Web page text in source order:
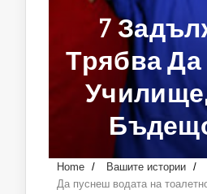
7
Трябва
Home / Вашите истории /
Да пуснеш водата на